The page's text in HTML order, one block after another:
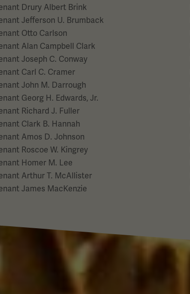
Drury Albert Brink
Jefferson U. Brumback
Otto Carlson
Alan Campbell Clark
Joseph C. Conway
Carl C. Cramer
John M. Darrough
Georg H. Edwards, Jr.
Richard J. Fuller
Clark B. Hannah
Amos D. Johnson
Roscoe W. Kingrey
Homer M. Lee
Arthur T. McAllister
James MacKenzie